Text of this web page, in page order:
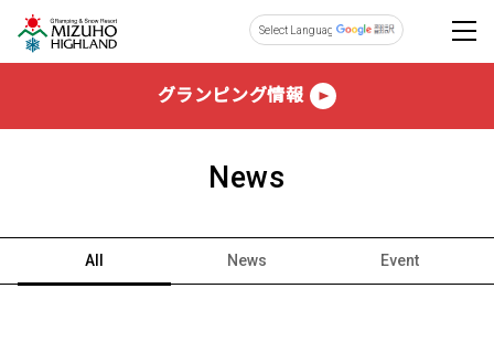
グランピング情報
News
All News Event